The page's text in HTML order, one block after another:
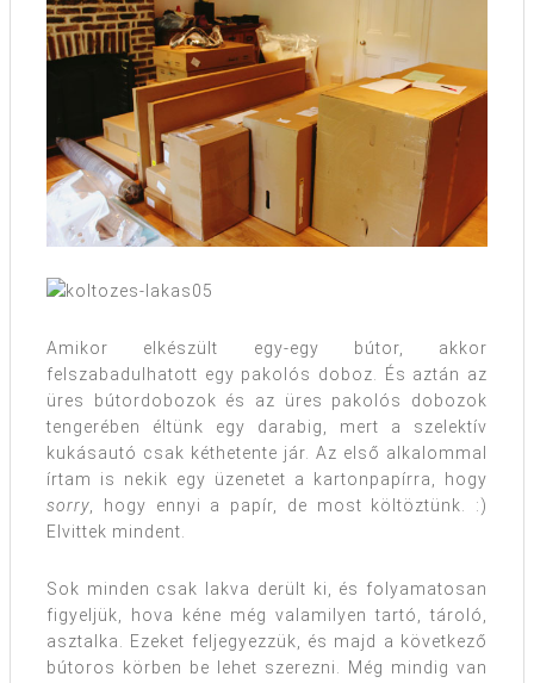
Amikor elkészült egy-egy bútor, akkor
felszabadulhatott egy pakolós doboz. És aztán az
üres bútordobozok és az üres pakolós dobozok
tengerében éltünk egy darabig, mert a szelektív
kukásautó csak kéthetente jár. Az első alkalommal
írtam is nekik egy üzenetet a kartonpapírra, hogy
sorry, hogy ennyi a papír, de most költöztünk. :)
Elvittek mindent.
Sok minden csak lakva derült ki, és folyamatosan
figyeljük, hova kéne még valamilyen tartó, tároló,
asztalka. Ezeket feljegyezzük, és majd a következő
bútoros körben be lehet szerezni. Még mindig van